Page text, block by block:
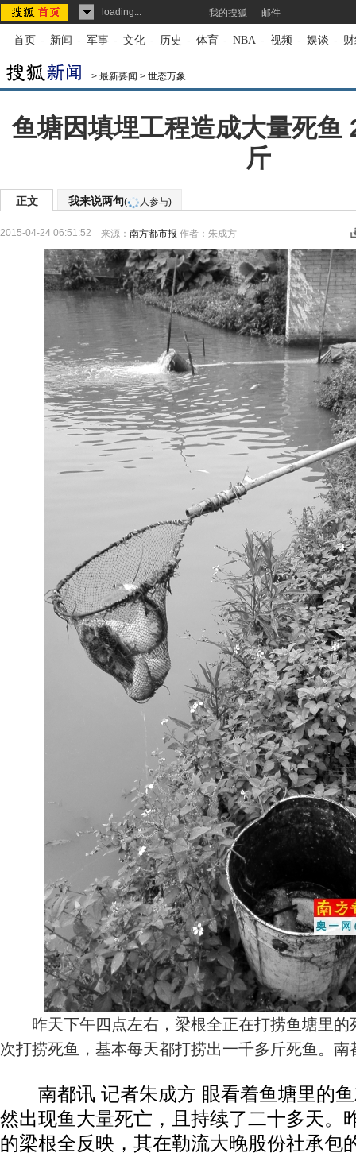
loading... 我的搜狐 邮件
首页 - 新闻 - 军事 - 文化 - 历史 - 体育 - NBA - 视频 - 娱谈 -
> 最新要闻 > 世态万象
鱼塘因填埋工程造成大量死鱼
斤
正文 我来说两句( 人参与)
2015-04-24 06:51:52 来源： 南方都市报 作者：朱成方
昨天下午四点左右，梁根全正在打捞鱼塘里的
次打捞死鱼，基本每天都打捞出一千多斤死鱼。
南都讯 记者朱成方 眼看着鱼塘里的鱼
然出现鱼大量死亡，且持续了二十多天。
的梁根全反映，其在勒流大晚股份社承包